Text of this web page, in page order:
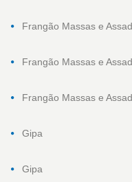
Frangão Massas e
Frangão Massas e
Frangão Massas e
Gipa
Gipa